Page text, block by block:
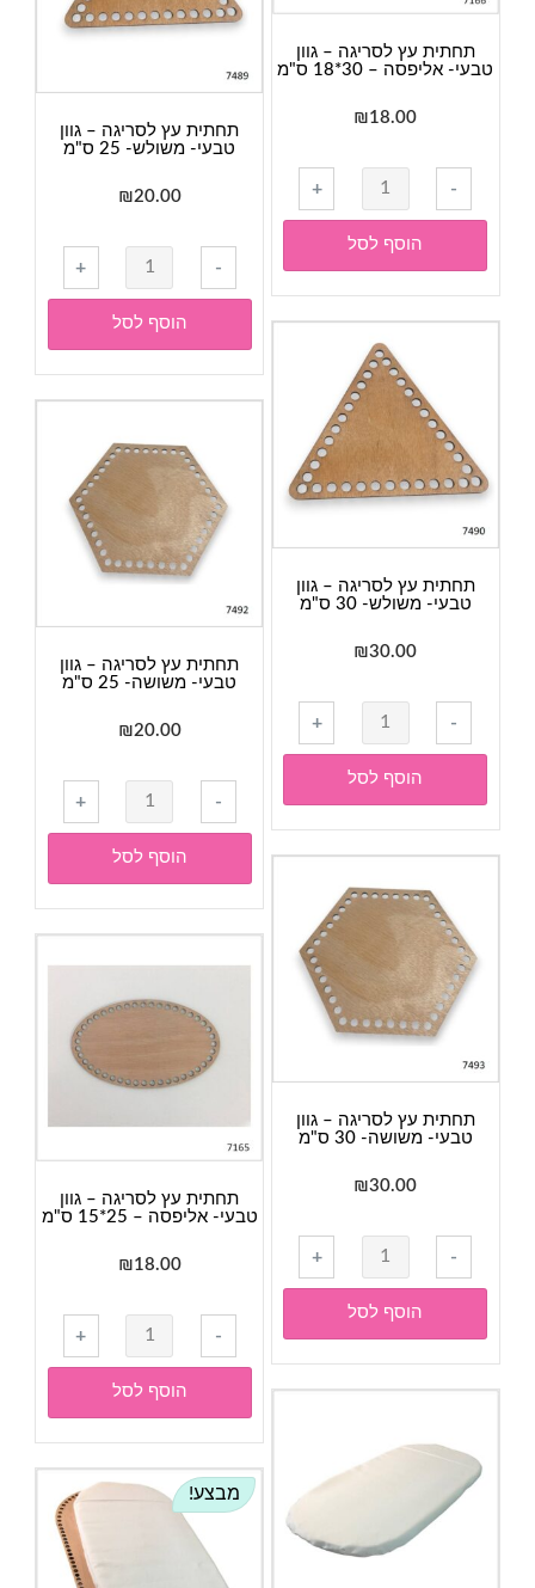
10
תחתית עץ לסריגה – גוון
טבעי- אליפסה – 30*18 ס"מ
₪18.00
-
כמות
של
תחתית
עץ
לסריגה
-
גוון
טבעי-
אליפסה
ס"מ
+
הוסף לסל
תחתית עץ לסריגה – גוון
טבעי- משולש- 25 ס"מ
₪20.00
-
כמות
של
תחתית
עץ
לסריגה
-
טבעי-
משולש-
25
ס"מ
+
הוסף לסל
תחתית עץ לסריגה – גוון
טבעי- משולש- 30 ס"מ
₪30.00
-
כמות
של
תחתית
עץ
לסריגה
-
גוון
טבעי-
משולש-
30
ס"מ
+
הוסף לסל
תחתית עץ לסריגה – גוון
טבעי- משושה- 25 ס"מ
₪20.00
-
כמות
של
תחתית
עץ
לסריגה
-
גוון
טבעי-
משושה-
ס"מ
+
הוסף לסל
תחתית עץ לסריגה – גוון
טבעי- משושה- 30 ס"מ
₪30.00
-
כמות
של
תחתית
עץ
לסריגה
-
טבעי-
משושה-
+
הוסף לסל
תחתית עץ לסריגה – גוון
טבעי- אליפסה – 25*15 ס"מ
₪18.00
-
כמות
של
תחתית
עץ
לסריגה
-
+
הוסף לסל
מבצע!